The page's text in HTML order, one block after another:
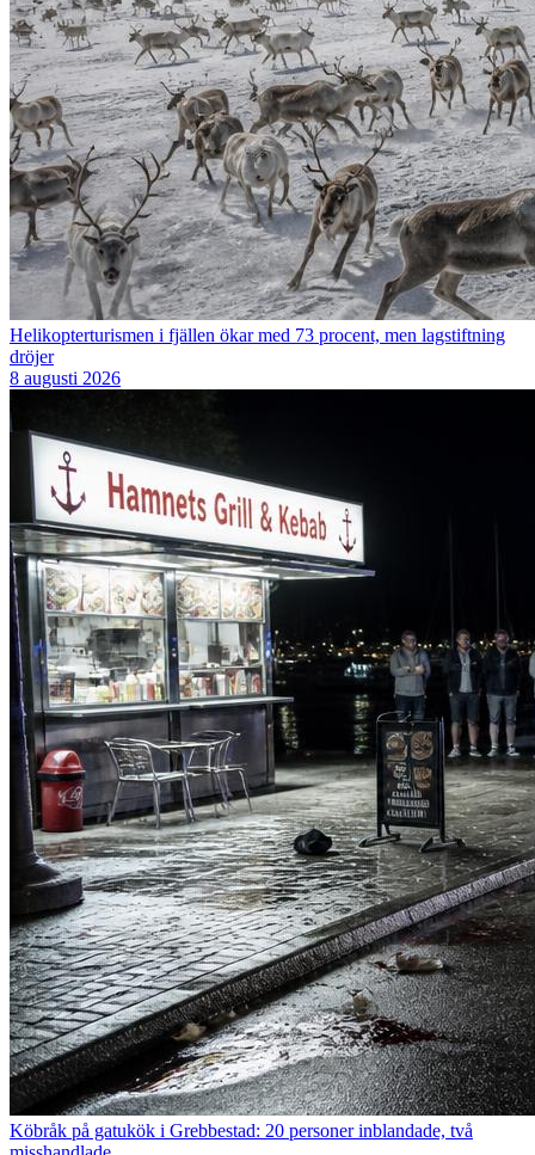
Helikopterturismen i fjällen ökar med 73 procent, men lagstiftning
dröjer
8 augusti 2026
Köbråk på gatukök i Grebbestad: 20 personer inblandade, två